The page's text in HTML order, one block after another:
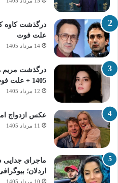
درگذشت کاوه
علت فوت
14 مرداد 1405
1405 + علت فوت
12 مرداد 1405
عکس ازدواج
11 مرداد 1405
ماجرای جدایی
اردلان؛
10 مرداد 1405